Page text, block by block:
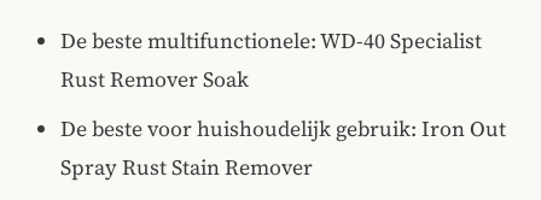
De beste multifunctionele: WD-40 Specialist
Rust Remover Soak
De beste voor huishoudelijk gebruik: Iron Out
Spray Rust Stain Remover